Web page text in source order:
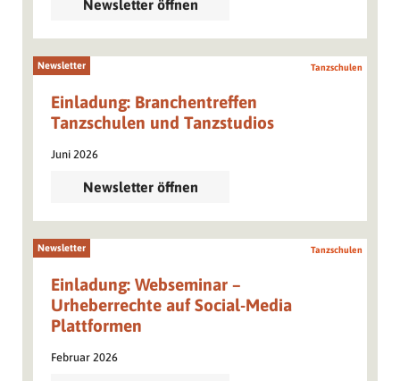
Newsletter öffnen
Newsletter
Einladung: Branchentreffen
Tanzschulen und Tanzstudios
Juni 2026
Tanzschulen
Newsletter öffnen
Newsletter
Einladung: Webseminar –
Urheberrechte auf Social-Media
Plattformen
Februar 2026
Tanzschulen